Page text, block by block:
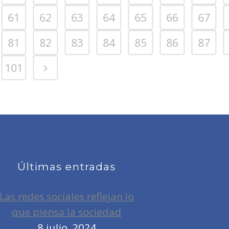
61 62 63 64 65 66 67
81 82 83 84 85 86 87
101
Últimas entradas
Las redes sociales reflejan lo
que piensa la sociedad